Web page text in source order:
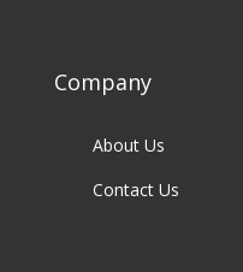
Company
About Us
Contact Us